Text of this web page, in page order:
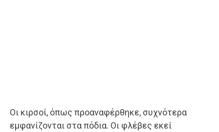
Οι κιρσοί, όπως προαναφέρθηκε, συχνότερα
εμφανίζονται στα πόδια. Οι φλέβες εκεί